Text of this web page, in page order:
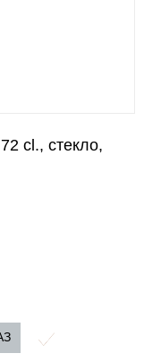
cl., стекло,